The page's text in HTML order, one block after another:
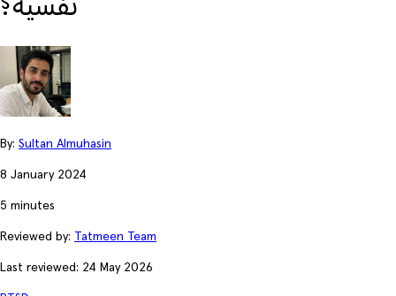
نفسية؟
By: Sultan Almuhasin
8 January 2024
5 minutes
Reviewed by: Tatmeen Team
Last reviewed: 24 May 2026